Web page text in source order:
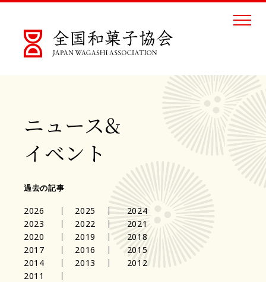
ニュース&
イベント
過去の記事
2026 2025
2024
2023
2022
2021
2020
2019
2018
2017
2016
2015
2014
2013
2012
2011